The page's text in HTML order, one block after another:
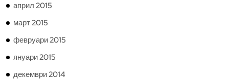
април 2015
март 2015
февруари 2015
януари 2015
декември 2014